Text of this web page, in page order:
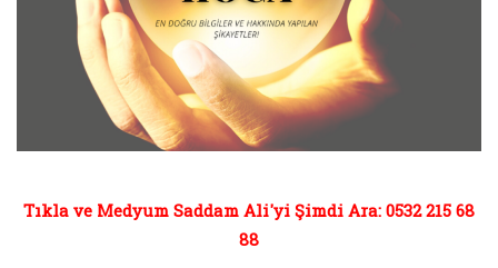
Tıkla ve Medyum Saddam Ali'yi Şimdi Ara: 0532 215 68
88